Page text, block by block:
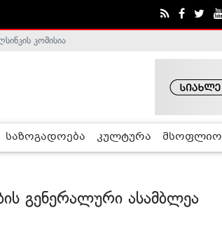
კომისია
საზოგადოება კულტურა მსოფლიო
გენერალური ასამბლეა